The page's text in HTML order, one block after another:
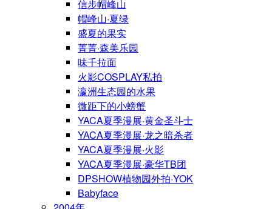
信步帽峰山
帽峰山·夏绿
盛夏的果实
菁菁·森美乐园
味千拉面
火影COSPLAY私拍
瀛洲生态园的水果
微距下的小螃蟹
YACA夏季漫展·黄金圣斗士
YACA夏季漫展·龙之暗杀者
YACA夏季漫展·火影
YACA夏季漫展·豪华TB团
DPSHOW植物园外拍·YOK
Babyface